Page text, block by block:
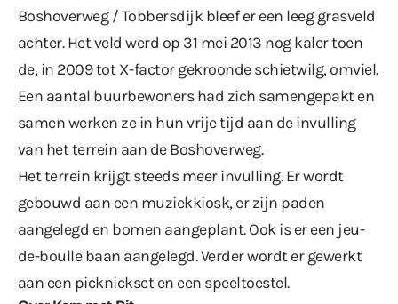
Boshoverweg / Tobbersdijk bleef er een leeg grasveld
achter. Het veld werd op 31 mei 2013 nog kaler toen
de, in 2009 tot X-factor gekroonde schietwilg, omviel.
Een aantal buurbewoners had zich samengepakt en
samen werken ze in hun vrije tijd aan de invulling
van het terrein aan de Boshoverweg.
Het terrein krijgt steeds meer invulling. Er wordt
gebouwd aan een muziekkiosk, er zijn paden
aangelegd en bomen aangeplant. Ook is er een jeu-
de-boulle baan aangelegd. Verder wordt er gewerkt
aan een picknickset en een speeltoestel.